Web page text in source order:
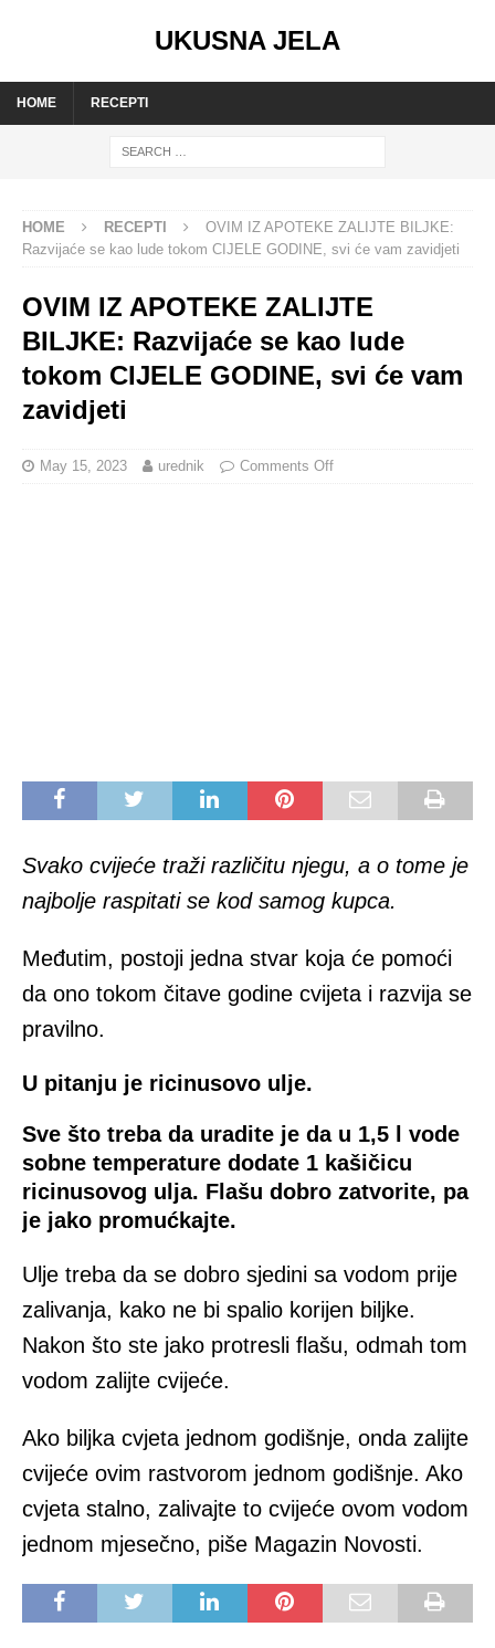
UKUSNA JELA
HOME RECEPTI
HOME RECEPTI
OVIM IZ APOTEKE ZALIJTE BILJKE:
Razvijaće se kao lude tokom CIJELE GODINE, svi će vam zavidjeti
OVIM IZ APOTEKE ZALIJTE
BILJKE: Razvijaće se kao lude
tokom CIJELE GODINE, svi će vam
zavidjeti
May 15, 2023 urednik Comments Off
Svako cvijeće traži različitu njegu, a o tome je
najbolje raspitati se kod samog kupca.
Međutim, postoji jedna stvar koja će pomoći
da ono tokom čitave godine cvijeta i razvija se
pravilno.
U pitanju je ricinusovo ulje.
Sve što treba da uradite je da u 1,5 l vode
sobne temperature dodate 1 kašičicu
ricinusovog ulja. Flašu dobro zatvorite, pa
je jako promućkajte.
Ulje treba da se dobro sjedini sa vodom prije
zalivanja, kako ne bi spalio korijen biljke.
Nakon što ste jako protresli flašu, odmah tom
vodom zalijte cvijeće.
Ako biljka cvjeta jednom godišnje, onda zalijte
cvijeće ovim rastvorom jednom godišnje. Ako
cvjeta stalno, zalivajte to cvijeće ovom vodom
jednom mjesečno, piše Magazin Novosti.